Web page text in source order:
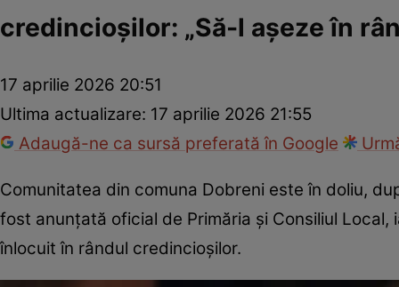
credincioșilor: „Să-l așeze în
17 aprilie 2026 20:51
Ultima actualizare: 17 aprilie 2026 21:55
Adaugă-ne ca sursă preferată în Google
Comunitatea din comuna Dobreni este în doliu,
fost anunțată oficial de Primăria și Consiliul
înlocuit în rândul credincioșilor.